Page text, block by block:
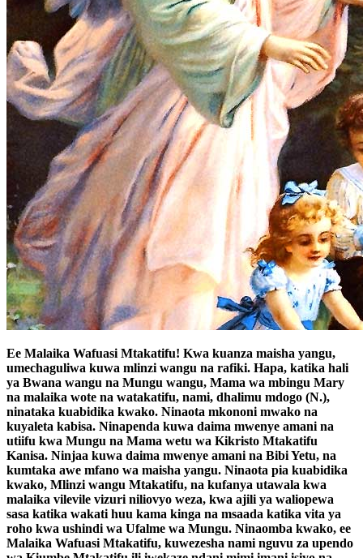
Ee Malaika Wafuasi Mtakatifu! Kwa kuanza maisha yangu,
umechaguliwa kuwa mlinzi wangu na rafiki. Hapa, katika hali
ya Bwana wangu na Mungu wangu, Mama wa mbingu Mary
na malaika wote na watakatifu, nami, dhalimu mdogo (N.),
ninataka kuabidika kwako. Ninaota mkononi mwako na
kuyaleta kabisa. Ninapenda kuwa daima mwenye amani na
utiifu kwa Mungu na Mama wetu wa Kikristo Mtakatifu
Kanisa. Ninjaa kuwa daima mwenye amani na Bibi Yetu, na
kumtaka awe mfano wa maisha yangu. Ninaota pia kuabidika
kwako, Mlinzi wangu Mtakatifu, na kufanya utawala kwa
malaika vilevile vizuri niliovyo weza, kwa ajili ya waliopewa
sasa katika wakati huu kama kinga na msaada katika vita ya
roho kwa ushindi wa Ufalme wa Mungu. Ninaomba kwako, ee
Malaika Wafuasi Mtakatifu, kuwezesha nami nguvu za upendo